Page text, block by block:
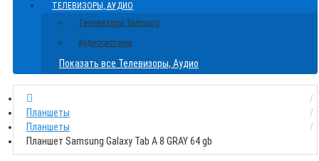
ТЕЛЕВИЗОРЫ, АУДИО
Телевизоры Samsung
Аудиосистемы
Показать все Телевизоры, Аудио
Планшеты
Планшеты
Планшет Samsung Galaxy Tab A 8 GRAY 64 gb